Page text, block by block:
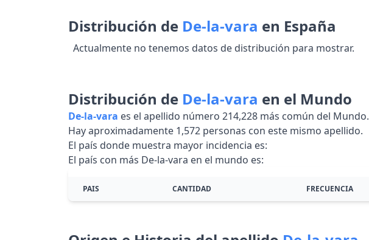
Distribución de De-la-vara en España
Actualmente no tenemos datos de distribución para mostrar.
Distribución de De-la-vara en el Mundo
De-la-vara es el apellido número 214,228 más común del Mundo.
Hay aproximadamente 1,572 personas con este mismo apellido.
El país donde muestra mayor incidencia es:
El país con más De-la-vara en el mundo es:
PAIS CANTIDAD FRECUENCIA